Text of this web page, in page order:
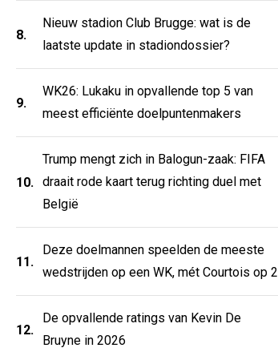
8.
Nieuw stadion Club Brugge: wat is de
laatste update in stadiondossier?
9.
WK26: Lukaku in opvallende top 5 van
meest efficiënte doelpuntenmakers
10.
Trump mengt zich in Balogun-zaak: FIFA
draait rode kaart terug richting duel met
België
11.
Deze doelmannen speelden de meeste
wedstrijden op een WK, mét Courtois op 2
12.
De opvallende ratings van Kevin De
Bruyne in 2026